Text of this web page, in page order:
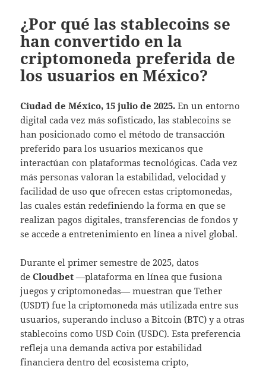
¿Por qué las stablecoins se
han convertido en la
criptomoneda preferida de
los usuarios en México?
Ciudad de México, 15 julio de 2025. En un entorno
digital cada vez más sofisticado, las stablecoins se
han posicionado como el método de transacción
preferido para los usuarios mexicanos que
interactúan con plataformas tecnológicas. Cada vez
más personas valoran la estabilidad, velocidad y
facilidad de uso que ofrecen estas criptomonedas,
las cuales están redefiniendo la forma en que se
realizan pagos digitales, transferencias de fondos y
se accede a entretenimiento en línea a nivel global.
Durante el primer semestre de 2025, datos
deCloudbet —plataforma en línea que fusiona
juegos y criptomonedas— muestran que Tether
(USDT) fue la criptomoneda más utilizada entre sus
usuarios, superando incluso a Bitcoin (BTC) y a otras
stablecoins como USD Coin (USDC). Esta preferencia
refleja una demanda activa por estabilidad
financiera dentro del ecosistema cripto,